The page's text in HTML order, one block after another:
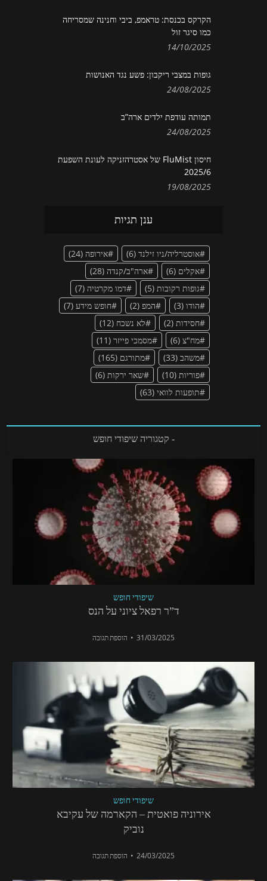
הקרקס בכנסת: טראמפ, ביבי וחנינה שמסריחה
כמו סיגר זול
14/10/2025
גופות במצבי ריקבון: פשע נגד האנושות
24/08/2025
תמותה עודפת ילדים ארה”ב
24/08/2025
חיסון FluMist של אסטרהזניקה לעונת השפעת
2025/6
19/08/2025
ענן תגיות
אוסטרליה/ניו זילנד (6) אירופה (24)
אקלים (6) ארה"ב/קנדה (28)
גופות רקובות (5) דמו מקרטיה (7)
הודו (3) המפ (2) חופש מידע (7)
חסידות (2) לא נשכח (12)
מח"צ (6) מסמכי פייזר (11)
משהב (33) מתורגם (165)
פוריות (10) שאר ירקות (6)
תופעות לוואי (63)
- קטגוריה שיפודי חופש
שיפודי חופש
ד”ר רפאל ציוני על הנס
31/03/2025 הוספת תגובה
שיפודי חופש
אירוניה פואטית – הקארמה של עקיבא
נוביק
24/03/2025 הוספת תגובה